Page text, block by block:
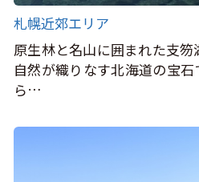
札幌近郊エリア
原生林と名山に囲まれた支
自然が織りなす北海道の宝
ら…